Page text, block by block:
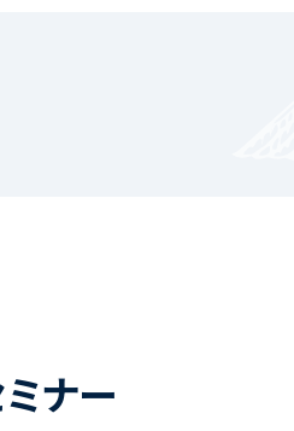
ナー